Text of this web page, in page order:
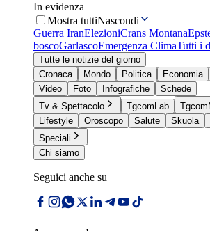
In evidenza
Mostra tuttiNascondi
Guerra IranElezioniCrans Montana
boscoGarlascoEmergenza ClimaTutti i
Tutte le notizie del giorno
Cronaca
Mondo Politica Economia
Video
Foto Infografiche
Schede
Tv & Spettacolo
TgcomLab
Lifestyle
Oroscopo Salute Skuola
Speciali
Chi siamo
Seguici anche su